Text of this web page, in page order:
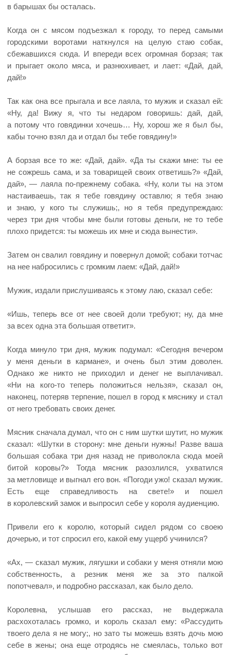
в барышах бы осталась.
Когда он с мясом подъезжал к городу, то перед самыми
городскими воротами наткнулся на целую стаю собак,
сбежавшихся сюда. И впереди всех огромная борзая; так
и прыгает около мяса, и разнюхивает, и лает: «Дай, дай,
дай!»
Так как она все прыгала и все лаяла, то мужик и сказал ей:
«Ну, да! Вижу я, что ты недаром говоришь: дай, дай,
а потому что говядинки хочешь… Ну, хорош же я был бы,
кабы точно взял да и отдал бы тебе говядину!»
А борзая все то же: «Дай, дай». «Да ты скажи мне: ты ее
не сожрешь сама, и за товарищей своих ответишь?» «Дай,
дай», — лаяла по-прежнему собака. «Ну, коли ты на этом
настаиваешь, так я тебе говядину оставлю; я тебя знаю
и знаю, у кого ты служишь;, но я тебя предупреждаю:
через три дня чтобы мне были готовы деньги, не то тебе
плохо придется: ты можешь их мне и сюда вынести».
Затем он свалил говядину и повернул домой; собаки тотчас
на нее набросились с громким лаем: «Дай, дай!»
Мужик, издали прислушиваясь к этому лаю, сказал себе:
«Ишь, теперь все от нее своей доли требуют; ну, да мне
за всех одна эта большая ответит».
Когда минуло три дня, мужик подумал: «Сегодня вечером
у меня деньги в кармане», и очень был этим доволен.
Однако же никто не приходил и денег не выплачивал.
«Ни на кого-то теперь положиться нельзя», сказал он,
наконец, потеряв терпение, пошел в город к мяснику и стал
от него требовать своих денег.
Мясник сначала думал, что он с ним шутки шутит, но мужик
сказал: «Шутки в сторону: мне деньги нужны! Разве ваша
большая собака три дня назад не приволокла сюда моей
битой коровы?» Тогда мясник разозлился, ухватился
за метловище и выгнал его вон. «Погоди ужо! сказал мужик.
Есть еще справедливость на свете!» и пошел
в королевский замок и выпросил себе у короля аудиенцию.
Привели его к королю, который сидел рядом со своею
дочерью, и тот спросил его, какой ему ущерб учинился?
«Ах, — сказал мужик, лягушки и собаки у меня отняли мою
собственность, а резник меня же за это палкой
попотчевал», и подробно рассказал, как было дело.
Королевна, услышав его рассказ, не выдержала
расхохоталась громко, и король сказал ему: «Рассудить
твоего дела я не могу;, но зато ты можешь взять дочь мою
себе в жены; она еще отродясь не смеялась, только вот